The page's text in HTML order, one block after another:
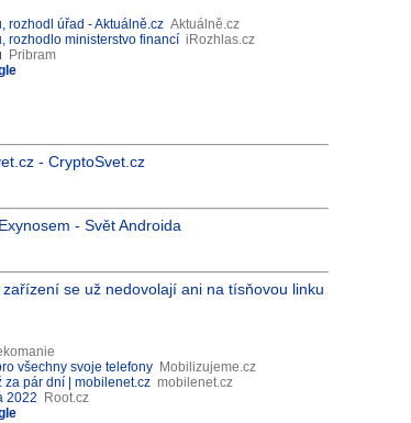
rozhodl úřad - Aktuálně.cz Aktuálně.cz
rozhodlo ministerstvo financí iRozhlas.cz
Pribram
- CryptoSvet.cz
- Svět Androida
se už nedovolají ani na tísňovou linku
všechny svoje telefony Mobilizujeme.cz
za pár dní | mobilenet.cz mobilenet.cz
2022
Root.cz